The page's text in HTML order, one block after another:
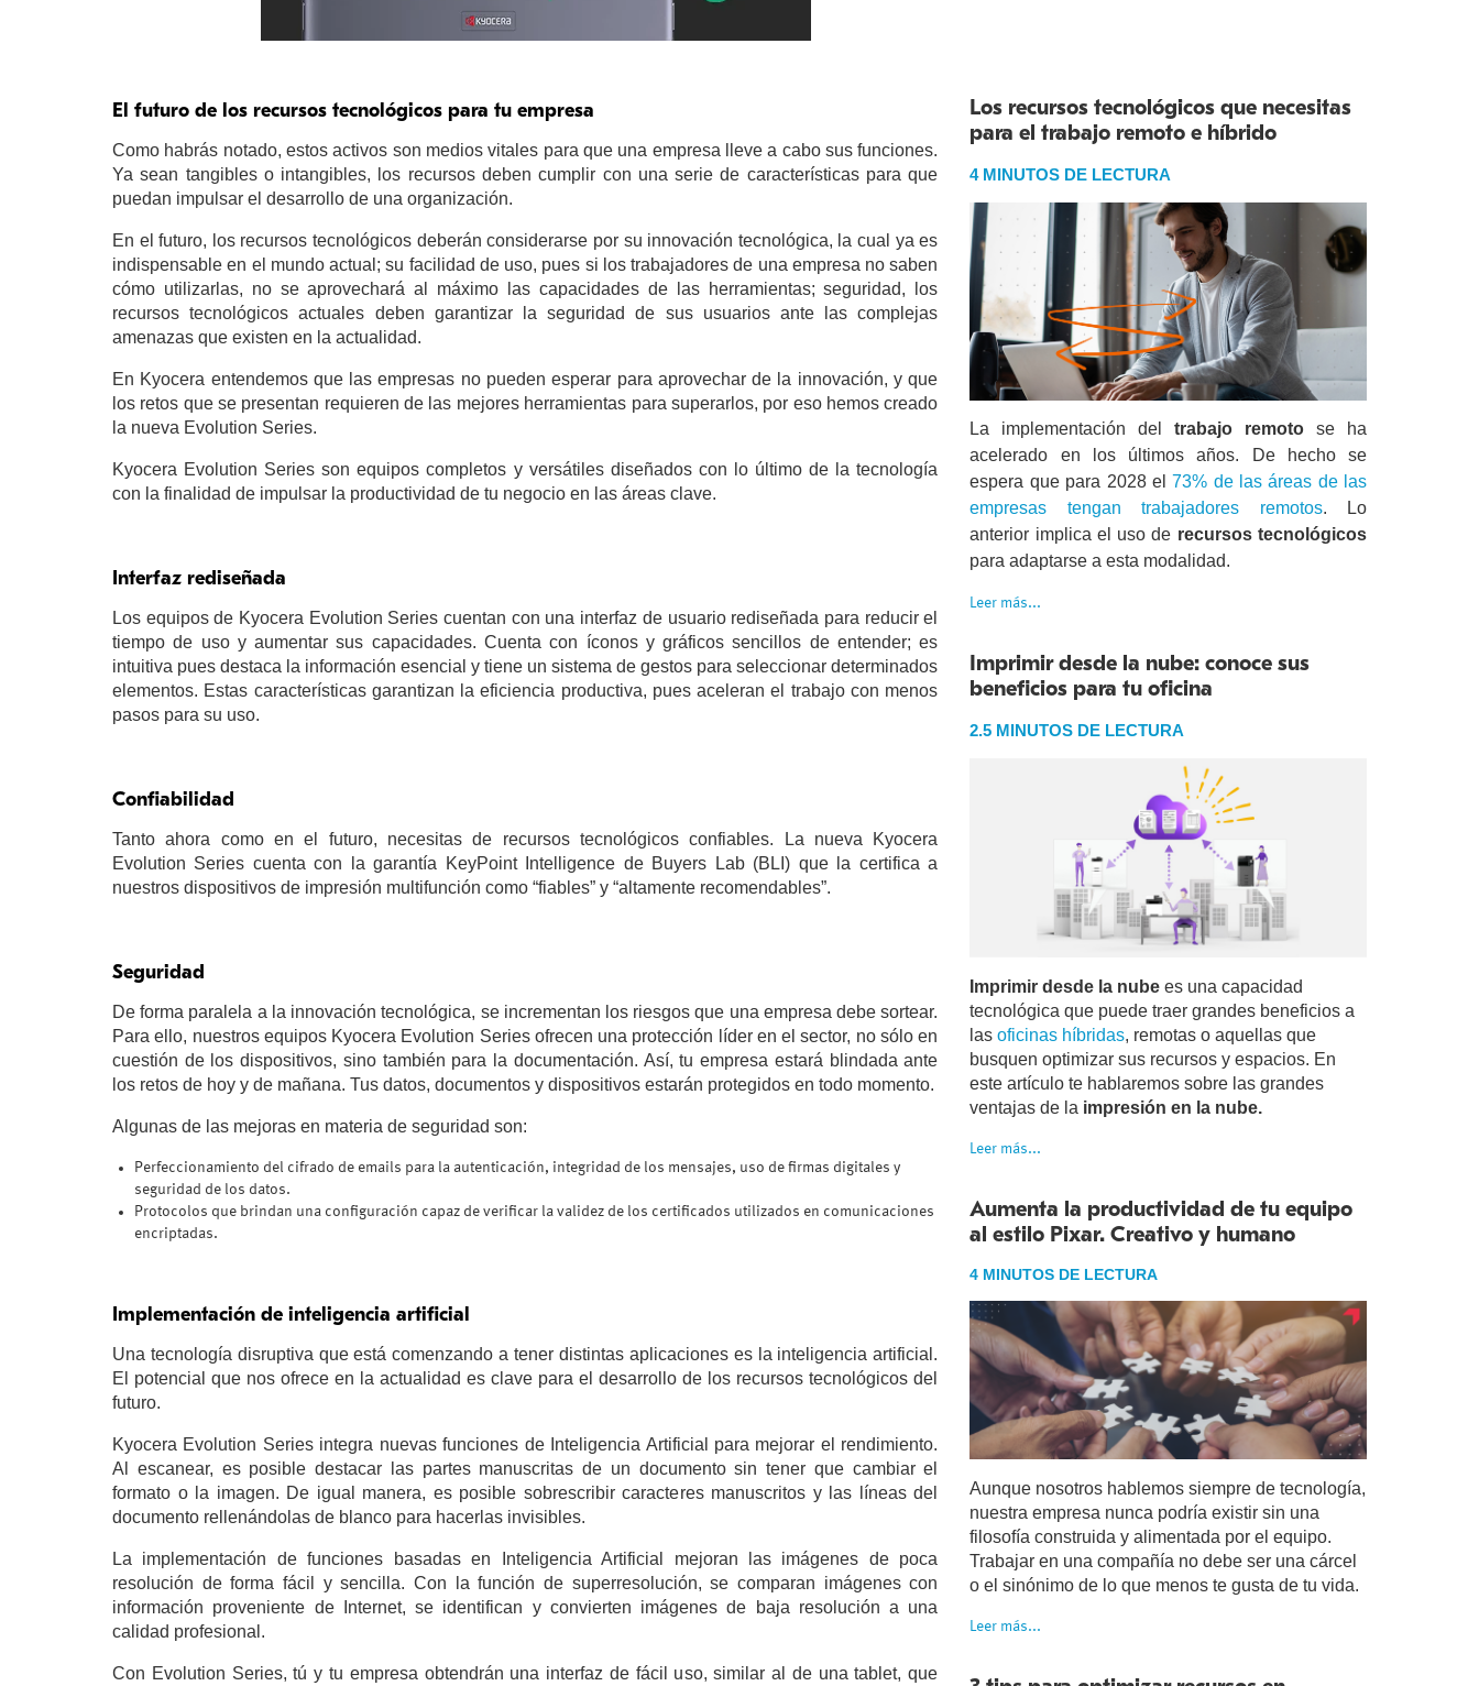
El futuro de los recursos tecnológicos para tu empresa
Como habrás notado, estos activos son medios vitales para que una empresa lleve a cabo sus funciones.
Ya sean tangibles o intangibles, los recursos deben cumplir con una serie de características para que
puedan impulsar el desarrollo de una organización.
En el futuro, los recursos tecnológicos deberán considerarse por su innovación tecnológica, la cual ya es
indispensable en el mundo actual; su facilidad de uso, pues si los trabajadores de una empresa no saben
cómo utilizarlas, no se aprovechará al máximo las capacidades de las herramientas; seguridad, los
recursos tecnológicos actuales deben garantizar la seguridad de sus usuarios ante las complejas
amenazas que existen en la actualidad.
En Kyocera entendemos que las empresas no pueden esperar para aprovechar de la innovación, y que
los retos que se presentan requieren de las mejores herramientas para superarlos, por eso hemos creado
la nueva Evolution Series.
Kyocera Evolution Series son equipos completos y versátiles diseñados con lo último de la tecnología
con la finalidad de impulsar la productividad de tu negocio en las áreas clave.
Interfaz rediseñada
Los equipos de Kyocera Evolution Series cuentan con una interfaz de usuario rediseñada para reducir el
tiempo de uso y aumentar sus capacidades. Cuenta con íconos y gráficos sencillos de entender; es
intuitiva pues destaca la información esencial y tiene un sistema de gestos para seleccionar determinados
elementos. Estas características garantizan la eficiencia productiva, pues aceleran el trabajo con menos
pasos para su uso.
Confiabilidad
Tanto ahora como en el futuro, necesitas de recursos tecnológicos confiables. La nueva Kyocera
Evolution Series cuenta con la garantía KeyPoint Intelligence de Buyers Lab (BLI) que la certifica a
nuestros dispositivos de impresión multifunción como “fiables” y “altamente recomendables”.
Seguridad
De forma paralela a la innovación tecnológica, se incrementan los riesgos que una empresa debe sortear.
Para ello, nuestros equipos Kyocera Evolution Series ofrecen una protección líder en el sector, no sólo en
cuestión de los dispositivos, sino también para la documentación. Así, tu empresa estará blindada ante
los retos de hoy y de mañana. Tus datos, documentos y dispositivos estarán protegidos en todo momento.
Algunas de las mejoras en materia de seguridad son:
Perfeccionamiento del cifrado de emails para la autenticación, integridad de los mensajes, uso de firmas digitales y
seguridad de los datos.
Protocolos que brindan una configuración capaz de verificar la validez de los certificados utilizados en comunicaciones
encriptadas.
Implementación de inteligencia artificial
Una tecnología disruptiva que está comenzando a tener distintas aplicaciones es la inteligencia artificial.
El potencial que nos ofrece en la actualidad es clave para el desarrollo de los recursos tecnológicos del
futuro.
Kyocera Evolution Series integra nuevas funciones de Inteligencia Artificial para mejorar el rendimiento.
Al escanear, es posible destacar las partes manuscritas de un documento sin tener que cambiar el
formato o la imagen. De igual manera, es posible sobrescribir caracteres manuscritos y las líneas del
documento rellenándolas de blanco para hacerlas invisibles.
La implementación de funciones basadas en Inteligencia Artificial mejoran las imágenes de poca
resolución de forma fácil y sencilla. Con la función de superresolución, se comparan imágenes con
información proveniente de Internet, se identifican y convierten imágenes de baja resolución a una
calidad profesional.
Con Evolution Series, tú y tu empresa obtendrán una interfaz de fácil uso, similar al de una tablet, que
Los recursos tecnológicos que necesitas
para el trabajo remoto e híbrido
4 MINUTOS DE LECTURA
La implementación deltrabajo remoto se ha
acelerado en los últimos años. De hecho se
espera que para 2028 el73% de las áreas de las
empresas tengan trabajadores remotos. Lo
anterior implica el uso de recursos tecnológicos
para adaptarse a esta modalidad.
Leer más...
Imprimir desde la nube: conoce sus
beneficios para tu oficina
2.5 MINUTOS DE LECTURA
Imprimir desde la nubees una capacidad
tecnológica que puede traer grandes beneficios a
lasoficinas híbridas, remotas o aquellas que
busquen optimizar sus recursos y espacios. En
este artículo te hablaremos sobre las grandes
ventajas de la impresión en la nube.
Leer más...
Aumenta la productividad de tu equipo
al estilo Pixar. Creativo y humano
4 MINUTOS DE LECTURA
Aunque nosotros hablemos siempre de tecnología,
nuestra empresa nunca podría existir sin una
filosofía construida y alimentada por el equipo.
Trabajar en una compañía no debe ser una cárcel
o el sinónimo de lo que menos te gusta de tu vida.
Leer más...